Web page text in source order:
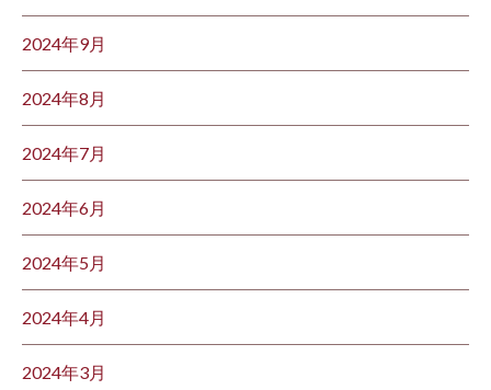
2024年9月
2024年8月
2024年7月
2024年6月
2024年5月
2024年4月
2024年3月